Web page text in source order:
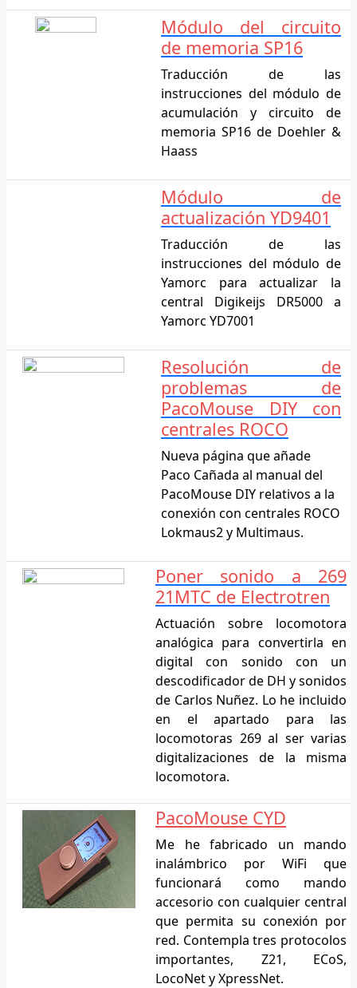
Módulo del circuito
de memoria SP16
Traducción de las
instrucciones del módulo de
acumulación y circuito de
memoria SP16 de Doehler &
Haass
Módulo de
actualización YD9401
Traducción de las
instrucciones del módulo de
Yamorc para actualizar la
central Digikeijs DR5000 a
Yamorc YD7001
Resolución de
problemas de
PacoMouse DIY con
centrales ROCO
Nueva página que añade
Paco Cañada al manual del
PacoMouse DIY relativos a la
conexión con centrales ROCO
Lokmaus2 y Multimaus.
Poner sonido a 269
21MTC de Electrotren
Actuación sobre locomotora
analógica para convertirla en
digital con sonido con un
descodificador de DH y sonidos
de Carlos Nuñez. Lo he incluido
en el apartado para las
locomotoras 269 al ser varias
digitalizaciones de la misma
locomotora.
PacoMouse CYD
Me he fabricado un mando
inalámbrico por WiFi que
funcionará como mando
accesorio con cualquier central
que permita su conexión por
red. Contempla tres protocolos
importantes, Z21, ECoS,
LocoNet y XpressNet.